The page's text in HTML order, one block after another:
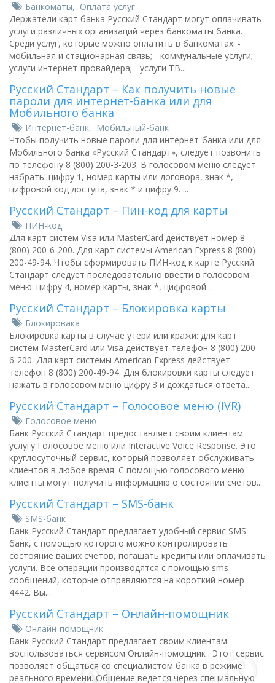
Банкоматы, Оплата услуг
Держатели карт банка Русский Стандарт могут оплачивать
услуги различных организаций через банкоматы банка.
Среди услуг, которые можно оплатить в банкоматах: -
мобильная и стационарная связь; - коммунальные услуги; -
услуги интернет-провайдера; - услуги ТВ...
Русский Стандарт – Как получить новые
пароли для интернет-банка или для
Мобильного банка
Интернет-банк, Мобильный-банк
Чтобы получить новые пароли для интернет-банка или для
Мобильного банка «Русский Стандарт», следует позвонить
по телефону 8 (800) 200-3-203. В голосовом меню следует
набрать: цифру 1, номер карты или договора, знак *,
цифровой код доступа, знак * и цифру 9. ...
Русский Стандарт – Пин-код для карты
ПИН-код
Для карт систем Visa или MasterCard действует номер 8
(800) 200-6-200. Для карт системы American Express 8 (800)
200-49-94. Чтобы сформировать ПИН-код к карте Русский
Стандарт следует последовательно ввести в голосовом
меню: цифру 4, номер карты, знак *, цифровой...
Русский Стандарт – Блокировка карты
Блокировака
Блокировка карты в случае утери или кражи: для карт
систем MasterCard или Visa действует телефон 8 (800) 200-
6-200. Для карт системы American Express действует
телефон 8 (800) 200-49-94. Для блокировки карты следует
нажать в голосовом меню цифру 3 и дождаться ответа...
Русский Стандарт – Голосовое меню (IVR)
Голосовое меню
Банк Русский Стандарт предоставляет своим клиентам
услугу Голосовое меню или Interactive Voice Response. Это
круглосуточный сервис, который позволяет обслуживать
клиентов в любое время. С помощью голосового меню
клиенты могут получить информацию о состоянии счетов...
Русский Стандарт – SMS-банк
SMS-банк
Банк Русский Стандарт предлагает удобный сервис SMS-
банк, с помощью которого можно контролировать
состояние ваших счетов, погашать кредиты или оплачивать
услуги. Все операции производятся с помощью sms-
сообщений, которые отправляются на короткий номер
4442. Вы...
Русский Стандарт – Онлайн-помощник
Онлайн-помощник
Банк Русский Стандарт предлагает своим клиентам
воспользоваться сервисом Онлайн-помощник . Этот сервис
позволяет общаться со специалистом банка в режиме
реального времени. Общение ведется через специальную